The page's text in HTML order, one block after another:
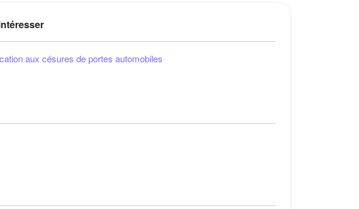
aux césures de portes automobiles